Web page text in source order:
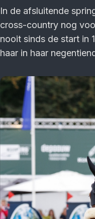
In de afsluitende
cross-country nog
nooit sinds de start in
haar in haar